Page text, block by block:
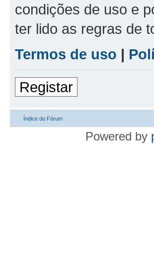
condições de uso e
ter lido as regras de
Termos de uso |
Registar
Índice do Fórum
Powered by